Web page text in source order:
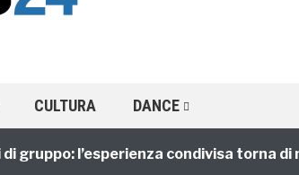
CULTURA DANCE
l’esperienza condivisa torna di moda